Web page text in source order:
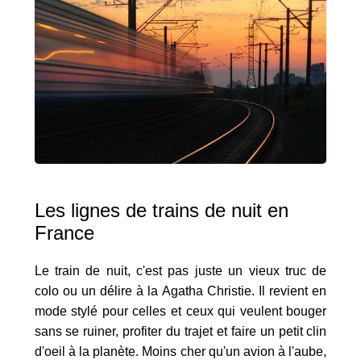
Les lignes de trains de nuit en
France
Le train de nuit, c'est pas juste un vieux truc de
colo ou un délire à la Agatha Christie. Il revient en
mode stylé pour celles et ceux qui veulent bouger
sans se ruiner, profiter du trajet et faire un petit clin
d'oeil à la planète. Moins cher qu'un avion à l'aube,